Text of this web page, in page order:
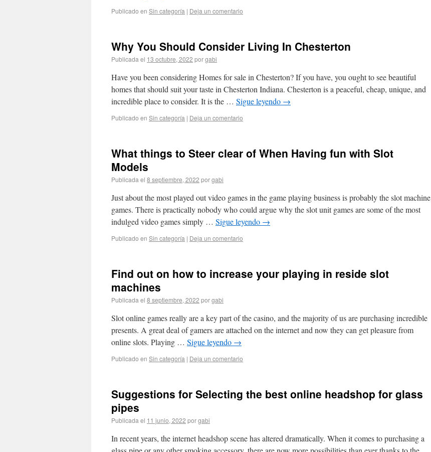
Publicado en Sin categoría | Deja un comentario
Why You Should Consider Living In Chesterton
Publicada el 13 octubre, 2022 porgabi
Have you been considering Homes for sale in Chesterton? If you have, you ought to see beautiful
homes that should suit your taste in Chesterton Indiana. Chesterton is a peaceful, cheap, unique, and
incredible place to consider. It is the … Sigue leyendo →
Publicado en Sin categoría | Deja un comentario
What things to Steer clear of When Having fun with Slot
Models
Publicada el 8 septiembre, 2022 porgabi
Just about the most played out video games in the game playing business is probably the slot machine
games. There is practically nobody who could argue why the slot unit games are some of the most
indulged video games simply … Sigue leyendo →
Publicado en Sin categoría | Deja un comentario
Find out on how to increase your playing in reside slot
machines
Publicada el 8 septiembre, 2022 porgabi
Slot online games really are a key part of the casino, and the majority of us are purchasing incredible
presents. A great deal of gamers are attached on the internet and now they can get pleasure from
online slots. Playing … Sigue leyendo →
Publicado en Sin categoría | Deja un comentario
Suggestions for Selecting the best online headshop for glass
pipes
Publicada el 11 junio, 2022 porgabi
In recent years, the internet headshop scene has altered dramatically. When it comes to purchasing a